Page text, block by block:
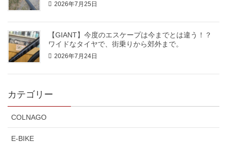
2026年7月25日
【GIANT】今度のエスケープは今までとは違う！？
ワイドなタイヤで、街乗りから郊外まで。
2026年7月24日
カテゴリー
COLNAGO
E-BIKE